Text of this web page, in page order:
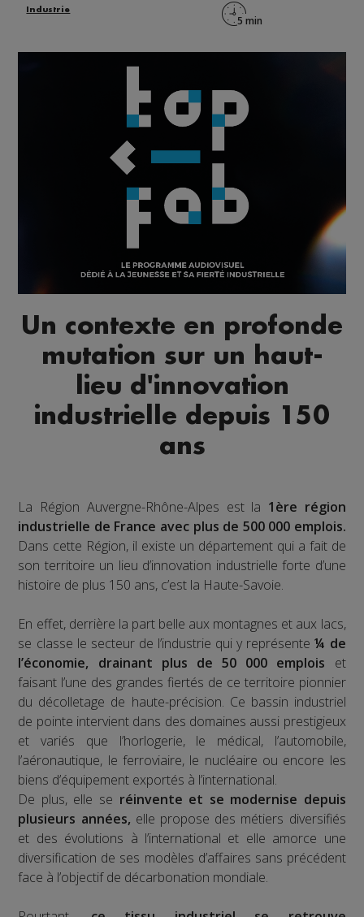
Industrie
Un contexte en profonde
mutation sur un haut-
lieu d'innovation
industrielle depuis 150
ans
La Région Auvergne-Rhône-Alpes est la 1ère région
industrielle de France avec plus de 500 000 emplois.
Dans cette Région, il existe un département qui a fait de
son territoire un lieu d’innovation industrielle forte d’une
histoire de plus 150 ans, c’est la Haute-Savoie.
En effet, derrière la part belle aux montagnes et aux lacs,
se classe le secteur de l’industrie qui y représente¼ de
l’économie, drainant plus de 50 000 emplois et
faisant l’une des grandes fiertés de ce territoire pionnier
du décolletage de haute-précision. Ce bassin industriel
de pointe intervient dans des domaines aussi prestigieux
et variés que l’horlogerie, le médical, l’automobile,
l’aéronautique, le ferroviaire, le nucléaire ou encore les
biens d’équipement exportés à l’international.
De plus, elle se réinvente et se modernise depuis
plusieurs années, elle propose des métiers diversifiés
et des évolutions à l’international et elle amorce une
diversification de ses modèles d’affaires sans précédent
face à l’objectif de décarbonation mondiale.